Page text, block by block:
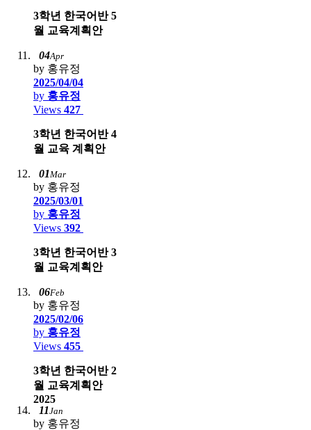
3학년 한국어반 5
월 교육계획안
04Apr
by 홍유정
2025/04/04
by 홍유정
Views 427
3학년 한국어반 4
월 교육 계획안
01Mar
by 홍유정
2025/03/01
by 홍유정
Views 392
3학년 한국어반 3
월 교육계획안
06Feb
by 홍유정
2025/02/06
by 홍유정
Views 455
3학년 한국어반 2
월 교육계획안
2025
11Jan
by 홍유정